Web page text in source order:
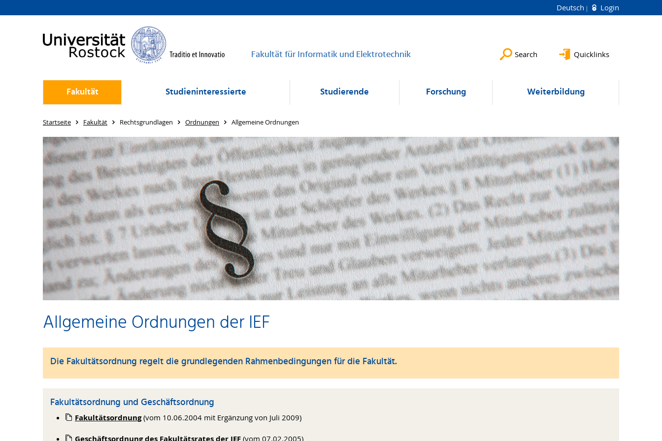
Deutsch Login
Fakultät für Informatik und Elektrotechnik Search Quicklinks
Fakultät Studieninteressierte Studierende Forschung Weiterbildung
Startseite Fakultät Rechtsgrundlagen Ordnungen Allgemeine Ordnungen
Allgemeine Ordnungen der IEF
Die Fakultätsordnung regelt die grundlegenden Rahmenbedingungen für die Fakultät.
Fakultätsordnung und Geschäftsordnung
Fakultätsordnung(vom 10.06.2004 mit Ergänzung von Juli 2009)
Geschäftsordnung des Fakultätsrates der IEF (vom 07.02.2005)